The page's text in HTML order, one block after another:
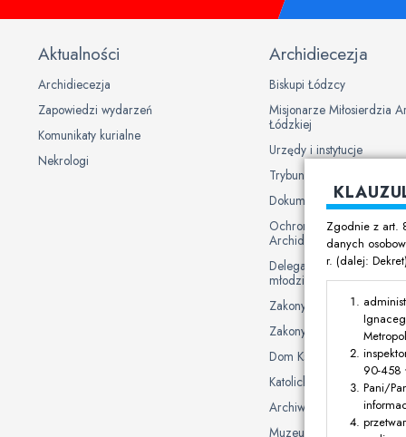
Aktualności
Archidiecezja
Zapowiedzi wydarzeń
Komunikaty kurialne
Nekrologi
Archidiecezja
Biskupi Łódzcy
Misjonarze Miłosierdzia
Łódzkiej
Urzędy i instytucje
Trybunał Metropolitalny
Dokumenty Kurii
Ochrona danych
Archidiecezji Łódzkiej
Delegat Biskupa ds.
młodzieży
Zakony męskie
Zakony żeńskie
Dom Księży Emerytów
Katolickie uczelnie i
Archiwum
Muzeum
Zgodnie z art.
danych
r. (dalej:
90-458
Pani/